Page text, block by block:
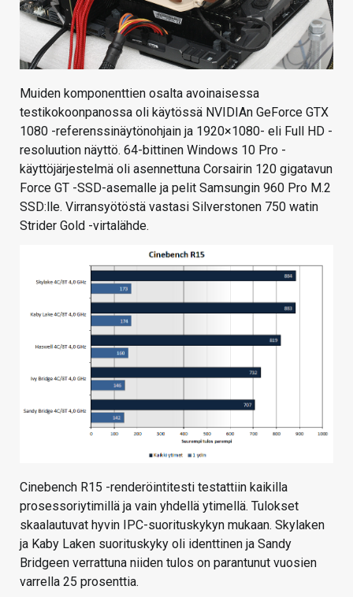
Muiden komponenttien osalta avoinaisessa
testikokoonpanossa oli käytössä NVIDIAn GeForce GTX
1080 -referenssinäytönohjain ja 1920×1080- eli Full HD -
resoluution näyttö. 64-bittinen Windows 10 Pro -
käyttöjärjestelmä oli asennettuna Corsairin 120 gigatavun
Force GT -SSD-asemalle ja pelit Samsungin 960 Pro M.2
SSD:lle. Virransyötöstä vastasi Silverstonen 750 watin
Strider Gold -virtalähde.
Cinebench R15 -renderöintitesti testattiin kaikilla
prosessoriytimillä ja vain yhdellä ytimellä. Tulokset
skaalautuvat hyvin IPC-suorituskykyn mukaan. Skylaken
ja Kaby Laken suorituskyky oli identtinen ja Sandy
Bridgeen verrattuna niiden tulos on parantunut vuosien
varrella 25 prosenttia.